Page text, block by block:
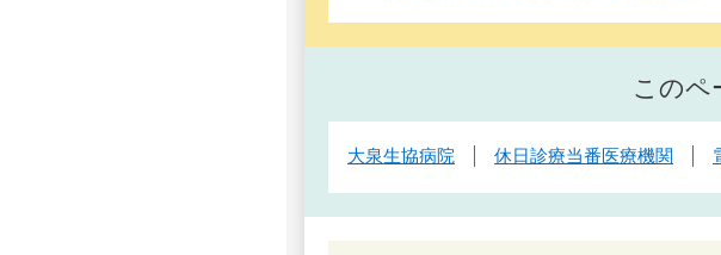
この
大泉生協病院 休日診療当番医療機関